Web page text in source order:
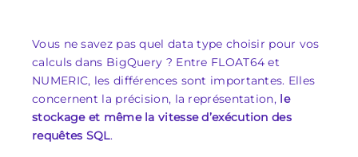
Vous ne savez pas quel data type choisir pour vos
calculs dans BigQuery ? Entre FLOAT64 et
NUMERIC, les différences sont importantes. Elles
concernent la précision, la représentation, le
stockage et même la vitesse d’exécution des
requêtes SQL.